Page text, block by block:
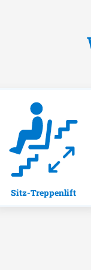
Sitz-Treppenlift